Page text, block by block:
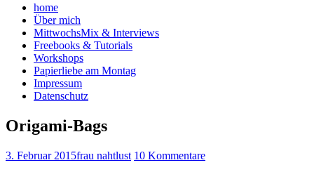
home
Über mich
MittwochsMix & Interviews
Freebooks & Tutorials
Workshops
Papierliebe am Montag
Impressum
Datenschutz
Origami-Bags
3. Februar 2015frau nahtlust 10 Kommentare